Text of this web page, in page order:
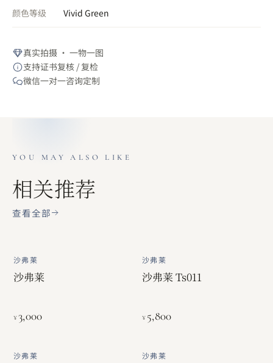
颜色等级 Vivid Green
真实拍摄 · 一物一图
支持证书复核 / 复检
微信一对一咨询定制
YOU MAY ALSO LIKE
相关推荐
查看全部
沙弗莱
沙弗莱
¥3,000
沙弗莱
沙弗莱 Ts011
¥5,800
沙弗莱 沙弗莱